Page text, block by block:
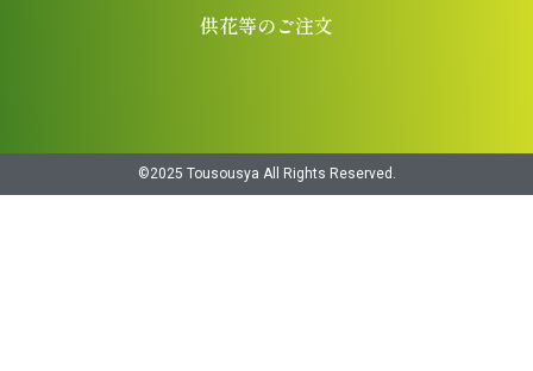
供花等のご注文
©︎2025 Tousousya All Rights Reserved.